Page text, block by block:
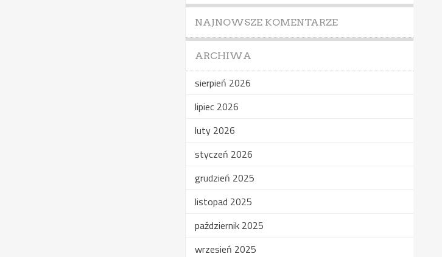
NAJNOWSZE KOMENTARZE
ARCHIWA
sierpień 2026
lipiec 2026
luty 2026
styczeń 2026
grudzień 2025
listopad 2025
październik 2025
wrzesień 2025